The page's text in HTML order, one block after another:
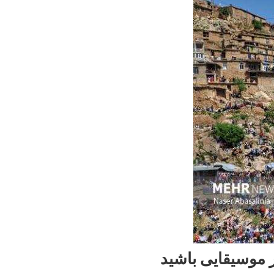
موسیقایی باشید